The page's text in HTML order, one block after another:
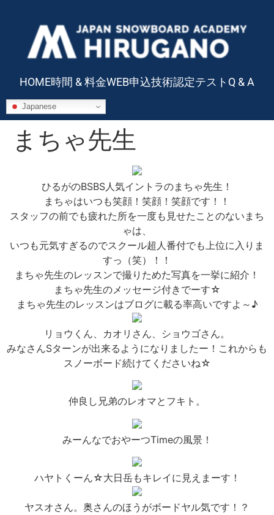
HOME時間 & 料金WEB申込技術認定テスト Q & A
Japanese
まちゃ先生
ひるがのBSBS人気イントラのまちゃ先生！
まちゃはいつも笑顔！笑顔！笑顔です！！
スタッフの前でも疲れた所を一度も見せたことのないまち
ゃは、
いつも元気すぎるのでスクール超人番付でも上位に入りま
すっ（笑）！！
まちゃ先生のレッスンで撮りためた写真を一挙に紹介！
まちゃ先生のメッセージ付きでーす☆
まちゃ先生のレッスンはブログに載る率高いですよ～♪
リョウくん、カオリさん、ショウゴさん。
みなさんSターンが出来るようになりましたー！これからも
スノーボード続けてくださいね☆
仲良し兄弟のレオマとフキト。
みーんなでおやーつTimeの風景！
ハヤトくーん☆大日岳もキレイに見えまーす！
ヤスオさん。奥さんのほうがボードヤル気です！？